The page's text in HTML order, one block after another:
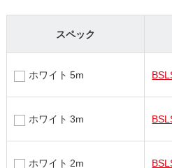
スペック
ホワイト 5m
ホワイト 3m
ホワイト 2m